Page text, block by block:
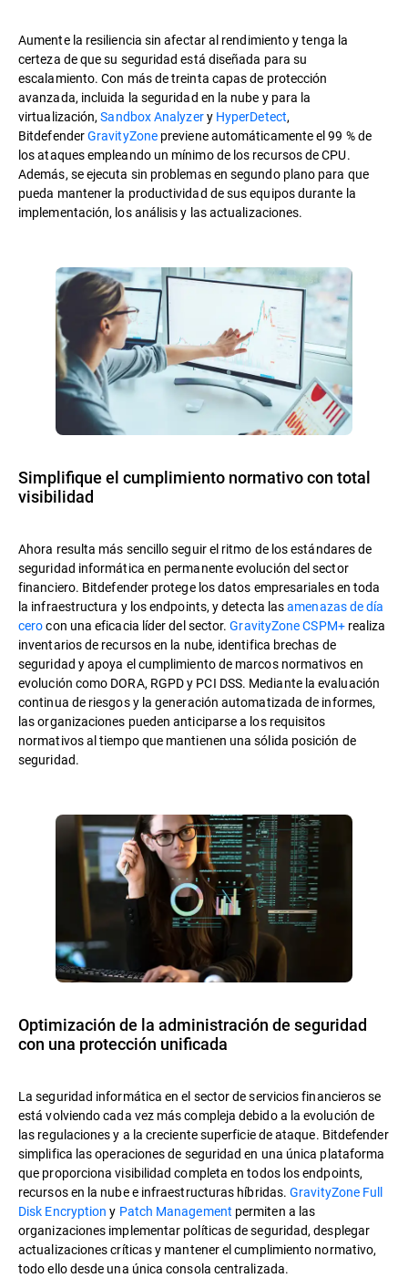
Aumente la resiliencia sin afectar al rendimiento y tenga la
certeza de que su seguridad está diseñada para su
escalamiento. Con más de treinta capas de protección
avanzada, incluida la seguridad en la nube y para la
virtualización,Sandbox Analyzery HyperDetect,
BitdefenderGravityZonepreviene automáticamente el 99 % de
los ataques empleando un mínimo de los recursos de CPU.
Además, se ejecuta sin problemas en segundo plano para que
pueda mantener la productividad de sus equipos durante la
implementación, los análisis y las actualizaciones.
Simplifique el cumplimiento normativo con total
visibilidad
Ahora resulta más sencillo seguir el ritmo de los estándares de
seguridad informática en permanente evolución del sector
financiero. Bitdefender protege los datos empresariales en toda
la infraestructura y los endpoints, y detecta lasamenazas de día
cerocon una eficacia líder del sector.GravityZone CSPM+realiza
inventarios de recursos en la nube, identifica brechas de
seguridad y apoya el cumplimiento de marcos normativos en
evolución como DORA, RGPD y PCI DSS. Mediante la evaluación
continua de riesgos y la generación automatizada de informes,
las organizaciones pueden anticiparse a los requisitos
normativos al tiempo que mantienen una sólida posición de
seguridad.
Optimización de la administración de seguridad
con una protección unificada
La seguridad informática en el sector de servicios financieros se
está volviendo cada vez más compleja debido a la evolución de
las regulaciones y a la creciente superficie de ataque. Bitdefender
simplifica las operaciones de seguridad en una única plataforma
que proporciona visibilidad completa en todos los endpoints,
recursos en la nube e infraestructuras híbridas.GravityZone Full
Disk Encryption y Patch Management permiten a las
organizaciones implementar políticas de seguridad, desplegar
actualizaciones críticas y mantener el cumplimiento normativo,
todo ello desde una única consola centralizada.